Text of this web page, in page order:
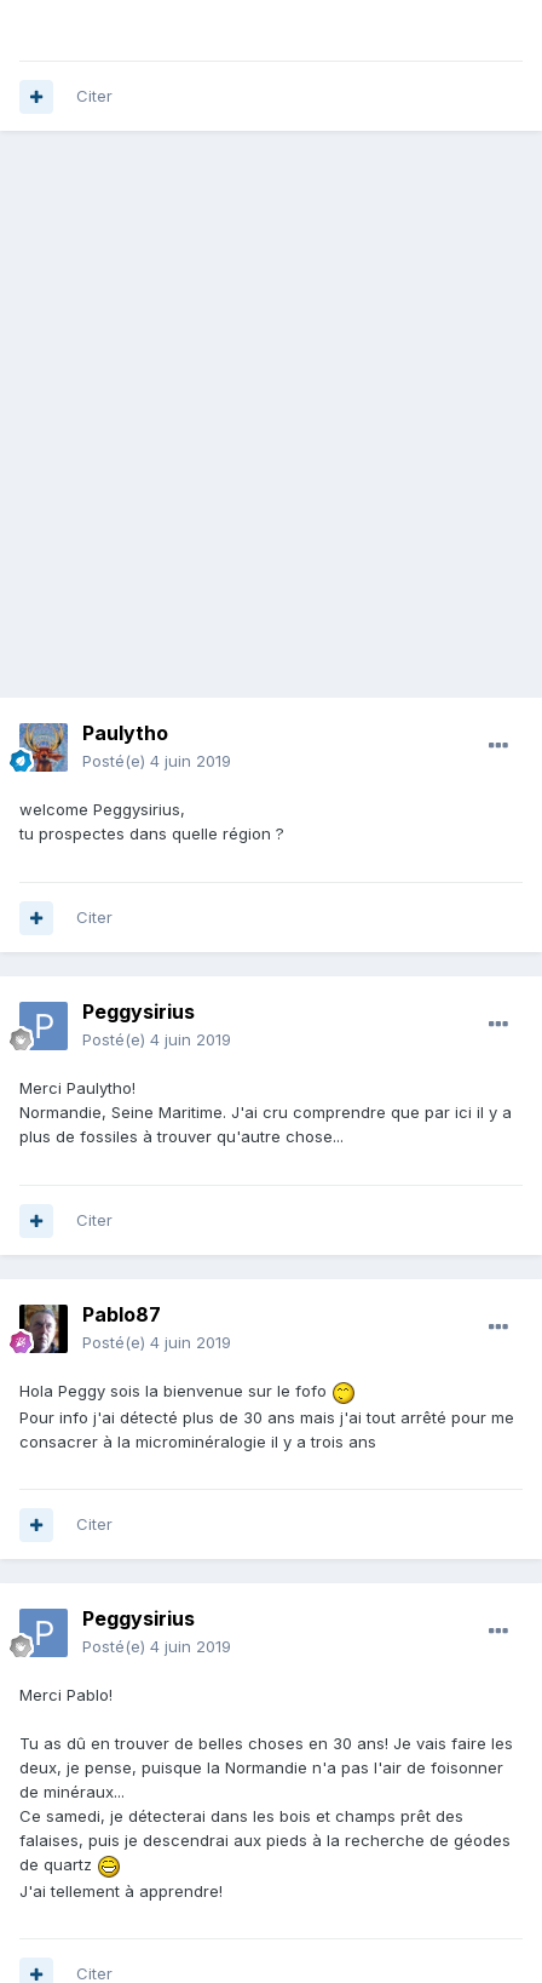
Citer
Paulytho
Posté(e) 4 juin 2019
welcome Peggysirius,
tu prospectes dans quelle région ?
Citer
Peggysirius
Posté(e) 4 juin 2019
Merci Paulytho!
Normandie, Seine Maritime. J'ai cru comprendre que par ici il y a
plus de fossiles à trouver qu'autre chose...
Citer
Pablo87
Posté(e) 4 juin 2019
Hola Peggy sois la bienvenue sur le fofo
Pour info j'ai détecté plus de 30 ans mais j'ai tout arrêté pour me
consacrer à la microminéralogie il y a trois ans
Citer
Peggysirius
Posté(e) 4 juin 2019
Merci Pablo!
Tu as dû en trouver de belles choses en 30 ans! Je vais faire les
deux, je pense, puisque la Normandie n'a pas l'air de foisonner
de minéraux...
Ce samedi, je détecterai dans les bois et champs prêt des
falaises, puis je descendrai aux pieds à la recherche de géodes
de quartz
J'ai tellement à apprendre!
Citer